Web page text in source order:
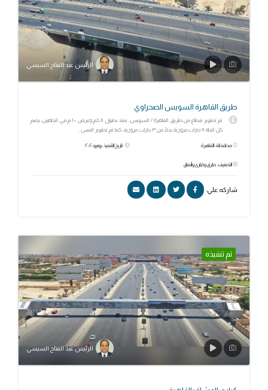
الرئيس عبد الفتاح السيسي
طريق القاهرة السويس الصحراوي
تم تطوير قطاع من طريق القاهرة / السويس، يمتد بطول ٨ كم وعرض ١٠٠ م في اتجاهين، يضم
كل اتجاه ٩ حارات مرورية بدلًا من ٣ حارات مرورية، كما تم تطوير المس...
محافظة: القاهرة
التصنيف: طرق وكبارى وأنفاق
تاريخ التنفيذ: يونيو ٢٠٢٠
شاركه علي:
تم تنفيذه
الرئيس عبد الفتاح السيسي